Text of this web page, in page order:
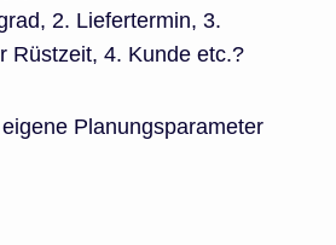
2. Liefertermin, 3.
Rüstzeit, 4. Kunde etc.?
Planungsparameter